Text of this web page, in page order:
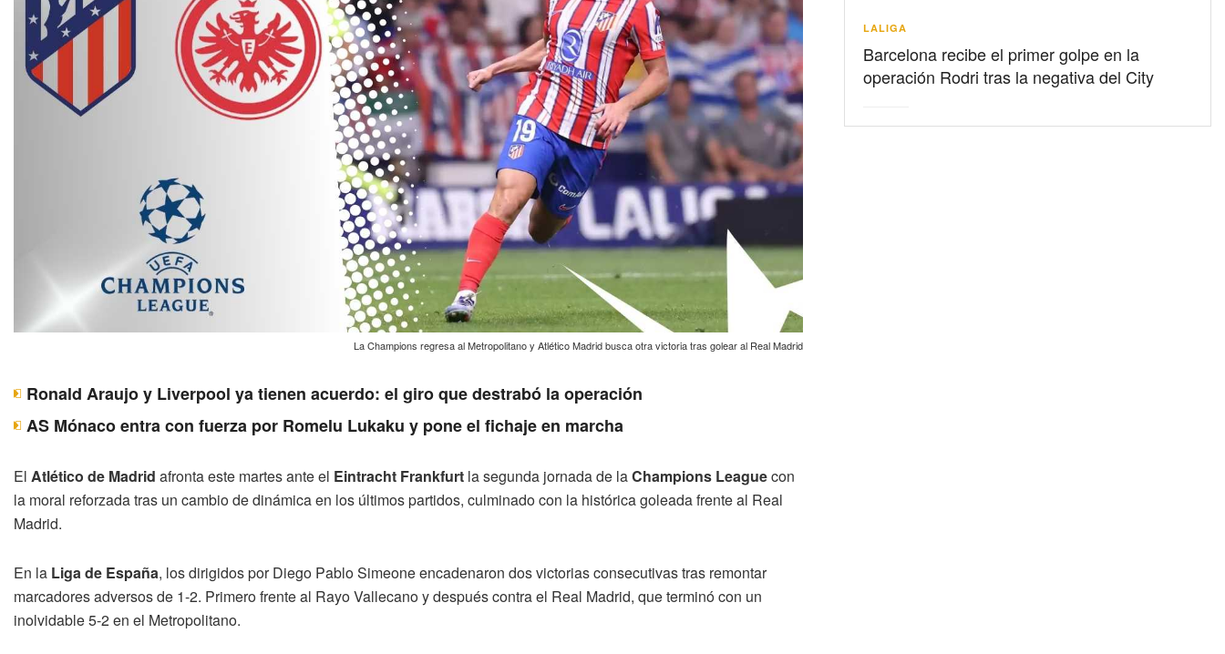
La Champions regresa al Metropolitano y Atlético Madrid busca otra victoria tras golear al Real Madrid
Ronald Araujo y Liverpool ya tienen acuerdo: el giro que destrabó la operación
AS Mónaco entra con fuerza por Romelu Lukaku y pone el fichaje en marcha
El Atlético de Madrid afronta este martes ante el Eintracht Frankfurt la segunda jornada de laChampions Leaguecon
la moral reforzada tras un cambio de dinámica en los últimos partidos, culminado con la histórica goleada frente al Real
Madrid.
En la Liga de España, los dirigidos por Diego Pablo Simeone encadenaron dos victorias consecutivas tras remontar
marcadores adversos de 1-2. Primero frente al Rayo Vallecano y después contra el Real Madrid, que terminó con un
inolvidable 5-2 en el Metropolitano.
LALIGA
Barcelona recibe el primer golpe en la
operación Rodri tras la negativa del City